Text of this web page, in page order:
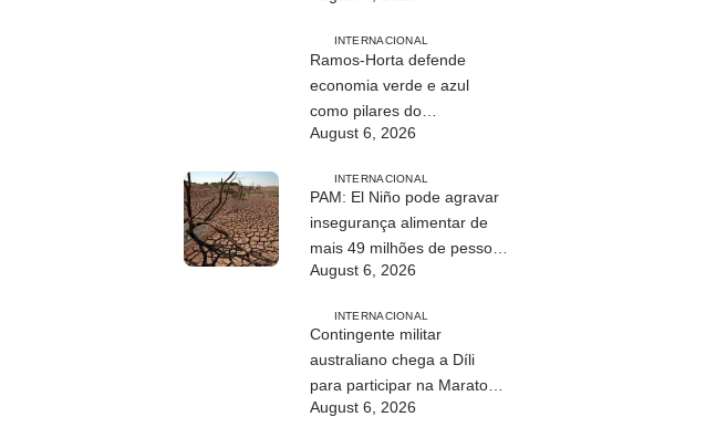
INTERNACIONAL
Ramos-Horta defende
economia verde e azul
como pilares do
desenvolvimento
August 6, 2026
INTERNACIONAL
PAM: El Niño pode agravar
insegurança alimentar de
mais 49 milhões de pessoas
até 2027
August 6, 2026
INTERNACIONAL
Contingente militar
australiano chega a Díli
para participar na Maratona
Internacional de 2026
August 6, 2026